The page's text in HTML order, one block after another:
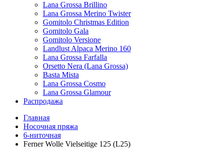
Lana Grossa Brillino
Lana Grossa Merino Twister
Gomitolo Christmas Edition
Gomitolo Gala
Gomitolo Versione
Landlust Alpaca Merino 160
Lana Grossa Farfalla
Orsetto Nera (Lana Grossa)
Basta Mista
Lana Grossa Cosmo
Lana Grossa Glamour
Распродажа
Главная
Носочная пряжа
6-ниточная
Ferner Wolle Vielseitige 125 (L25)